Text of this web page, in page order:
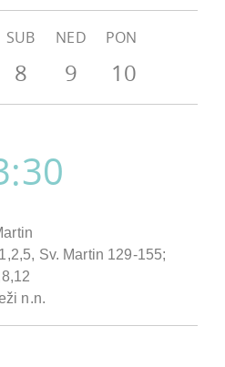
SUB
8
NED
9
PON
10
Sv. Martin 129-155;
n.n.